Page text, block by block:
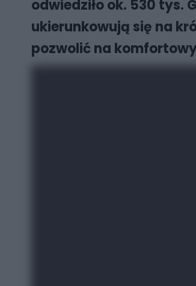
odwiedziło ok. 530 tys.
ukierunkowują się na
pozwolić na